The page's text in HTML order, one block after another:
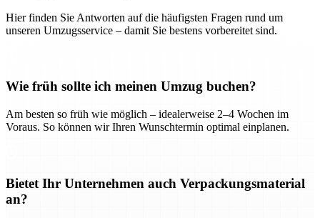
Hier finden Sie Antworten auf die häufigsten Fragen rund um
unseren Umzugsservice – damit Sie bestens vorbereitet sind.
Wie früh sollte ich meinen Umzug buchen?
Am besten so früh wie möglich – idealerweise 2–4 Wochen im
Voraus. So können wir Ihren Wunschtermin optimal einplanen.
Bietet Ihr Unternehmen auch Verpackungsmaterial
an?